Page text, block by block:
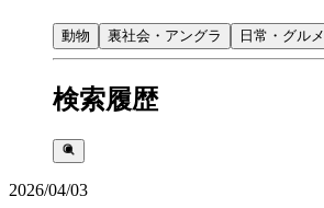
動物 裏社会・アングラ 日常・グルメ
検索履歴
2026/04/03